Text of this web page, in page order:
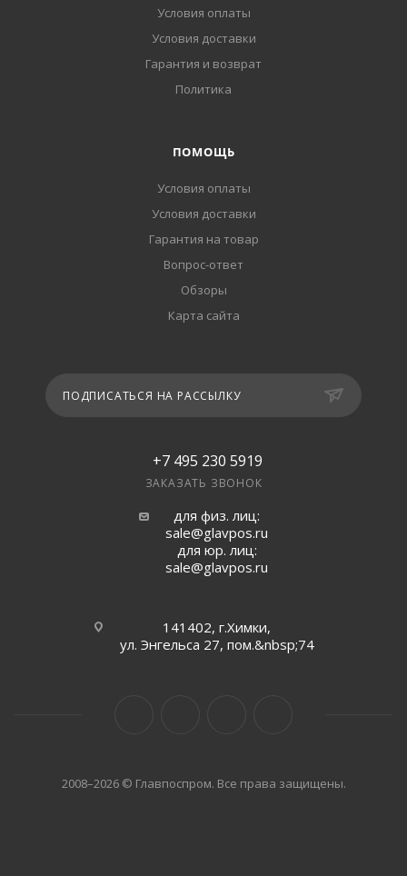
Условия оплаты
Условия доставки
Гарантия и возврат
Политика
ПОМОЩЬ
Условия оплаты
Условия доставки
Гарантия на товар
Вопрос-ответ
Обзоры
Карта сайта
ПОДПИСАТЬСЯ НА РАССЫЛКУ
+7 495 230 5919
ЗАКАЗАТЬ ЗВОНОК
для физ. лиц:
sale@glavpos.ru
для юр. лиц:
sale@glavpos.ru
141402, г.Химки,
ул. Энгельса 27, пом.&nbsp;74
2008–2026 © Главпоспром. Все права защищены.